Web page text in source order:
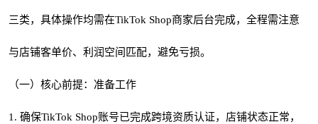
三类，具体操作均需在TikTok Shop商家后台完成，全程需注意
与店铺客单价、利润空间匹配，避免亏损。
（一）核心前提：准备工作
1. 确保TikTok Shop账号已完成跨境资质认证，店铺状态正常，